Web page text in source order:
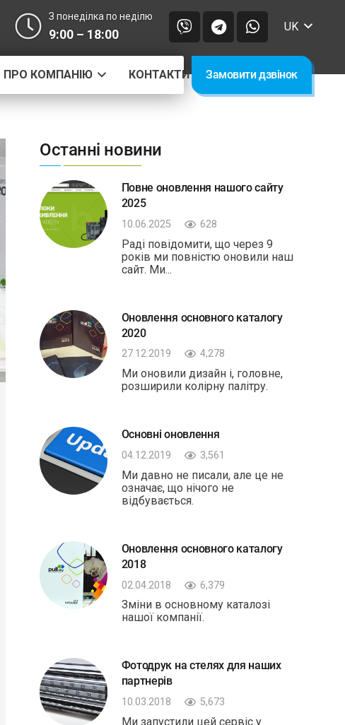
З понеділка по неділю
9:00 – 18:00
UK
ПРО КОМПАНІЮ КОНТАКТИ Замовити дзвінок
Останні новини
Повне оновлення нашого сайту
2025
10.06.2025 628
Раді повідомити, що через 9
років ми повністю оновили наш
сайт. Ми...
Оновлення основного каталогу
2020
27.12.2019 4,278
Ми оновили дизайн і, головне,
розширили колірну палітру.
Основні оновлення
04.12.2019 3,561
Ми давно не писали, але це не
означає, що нічого не
відбувається.
Оновлення основного каталогу
2018
02.04.2018 6,379
Зміни в основному каталозі
нашої компанії.
Фотодрук на стелях для наших
партнерів
10.03.2018 5,673
Ми запустили цей сервіс у